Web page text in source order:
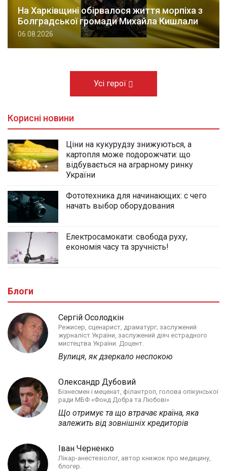
На Харківщині обірвалося життя морпіха з
Болградської громади Михайла Кишлали
06.08.2026
Усі герої
Корисні новини
Ціни на кукурудзу знижуються, а
картопля може подорожчати: що
відбувається на аграрному ринку
України
Фототехника для начинающих: с чего
начать выбор оборудования
Електросамокати: свобода руху,
економія часу та зручність!
Блоги
Сергій Осолодкін
Режисер, сценарист, драматург; заслужений
журналіст України, заслужений діяч естрадного
мистецтва України. Доцент.
Вулиця, як дзеркало неспокою
Олександр Дубовий
Бізнесмен і меценат, філантроп, голова опікунської
ради МБФ «Фонд Добра та Любові»
Що отримує та що втрачає країна, яка
залежить від зовнішніх кредиторів
Іван Черненко
Лікар-анестезіолог, автор книжок про медицину,
блогер.